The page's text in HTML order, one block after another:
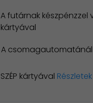
A futárnak készpénzzel
kártyával
A
SZÉP kártyával Részletek